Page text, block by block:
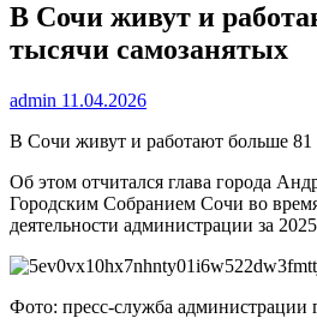
В Сочи живут и
тысячи самозанятых
admin 11.04.2026
В Сочи живут и работают больше 81
Об этом отчитался глава города
Городским Собранием Сочи во
деятельности администрации за
Фото: пресс-служба администрации